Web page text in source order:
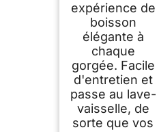
expérience de
boisson
élégante à
chaque
gorgée. Facile
d'entretien et
passe au lave-
vaisselle, de
sorte que vos